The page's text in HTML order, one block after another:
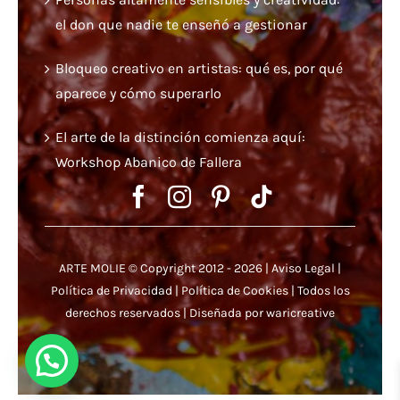
el don que nadie te enseñó a gestionar
Bloqueo creativo en artistas: qué es, por qué
aparece y cómo superarlo
El arte de la distinción comienza aquí:
Workshop Abanico de Fallera
ARTE MOLIE © Copyright 2012 - 2026 | Aviso Legal|
Política de Privacidad | Política de Cookies| Todos los
derechos reservados | Diseñada porwaricreative